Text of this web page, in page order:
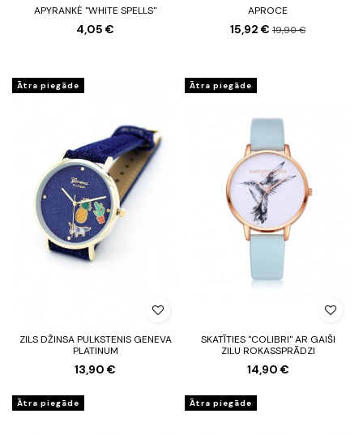
APYRANKĖ "WHITE SPELLS"
4,05 €
APROCE
15,92 € 19,90 €
Ātra piegāde
ZILS DŽINSA PULKSTENIS GENEVA
PLATINUM
13,90 €
Ātra piegāde
SKATĪTIES "COLIBRI" AR GAIŠI
ZILU ROKASSPRĀDZI
14,90 €
Ātra piegāde Ātra piegāde